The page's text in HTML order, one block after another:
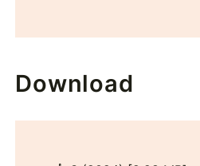
Download